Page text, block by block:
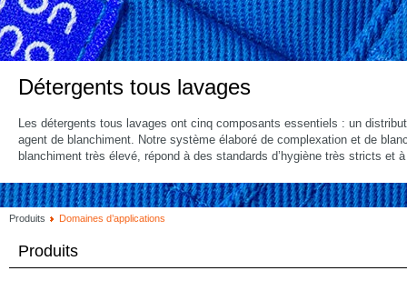
d'accueil
Détergents tous lavages
Les détergents tous lavages ont cinq composants essentiels : un
agent de blanchiment. Notre système élaboré de complexation et de
blanchiment très élevé, répond à des standards d’hygiène très stricts
Produits Domaines d’applications
Produits